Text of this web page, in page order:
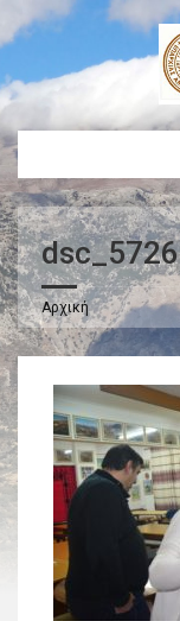
dsc_5726
Αρχική